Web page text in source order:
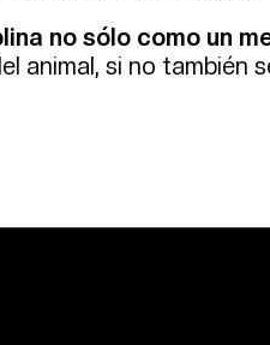
no sólo como un
animal, si no también